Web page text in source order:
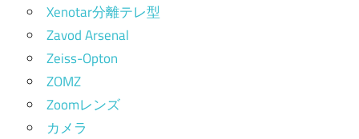
Xenotar分離テレ型
Zavod Arsenal
Zeiss-Opton
ZOMZ
Zoomレンズ
カメラ